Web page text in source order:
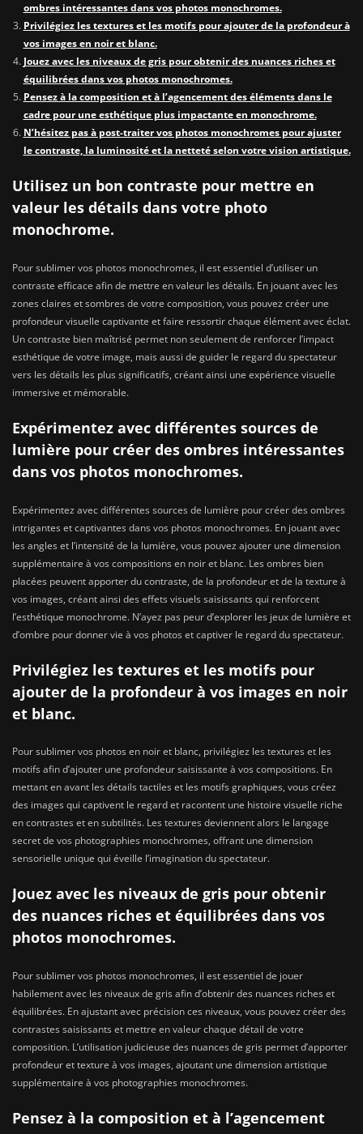
ombres intéressantes dans vos photos monochromes.
Privilégiez les textures et les motifs pour ajouter de la profondeur à
vos images en noir et blanc.
Jouez avec les niveaux de gris pour obtenir des nuances riches et
équilibrées dans vos photos monochromes.
Pensez à la composition et à l’agencement des éléments dans le
cadre pour une esthétique plus impactante en monochrome.
N’hésitez pas à post-traiter vos photos monochromes pour ajuster
le contraste, la luminosité et la netteté selon votre vision artistique.
Utilisez un bon contraste pour mettre en
valeur les détails dans votre photo
monochrome.
Pour sublimer vos photos monochromes, il est essentiel d’utiliser un
contraste efficace afin de mettre en valeur les détails. En jouant avec les
zones claires et sombres de votre composition, vous pouvez créer une
profondeur visuelle captivante et faire ressortir chaque élément avec éclat.
Un contraste bien maîtrisé permet non seulement de renforcer l’impact
esthétique de votre image, mais aussi de guider le regard du spectateur
vers les détails les plus significatifs, créant ainsi une expérience visuelle
immersive et mémorable.
Expérimentez avec différentes sources de
lumière pour créer des ombres intéressantes
dans vos photos monochromes.
Expérimentez avec différentes sources de lumière pour créer des ombres
intrigantes et captivantes dans vos photos monochromes. En jouant avec
les angles et l’intensité de la lumière, vous pouvez ajouter une dimension
supplémentaire à vos compositions en noir et blanc. Les ombres bien
placées peuvent apporter du contraste, de la profondeur et de la texture à
vos images, créant ainsi des effets visuels saisissants qui renforcent
l’esthétique monochrome. N’ayez pas peur d’explorer les jeux de lumière et
d’ombre pour donner vie à vos photos et captiver le regard du spectateur.
Privilégiez les textures et les motifs pour
ajouter de la profondeur à vos images en noir
et blanc.
Pour sublimer vos photos en noir et blanc, privilégiez les textures et les
motifs afin d’ajouter une profondeur saisissante à vos compositions. En
mettant en avant les détails tactiles et les motifs graphiques, vous créez
des images qui captivent le regard et racontent une histoire visuelle riche
en contrastes et en subtilités. Les textures deviennent alors le langage
secret de vos photographies monochromes, offrant une dimension
sensorielle unique qui éveille l’imagination du spectateur.
Jouez avec les niveaux de gris pour obtenir
des nuances riches et équilibrées dans vos
photos monochromes.
Pour sublimer vos photos monochromes, il est essentiel de jouer
habilement avec les niveaux de gris afin d’obtenir des nuances riches et
équilibrées. En ajustant avec précision ces niveaux, vous pouvez créer des
contrastes saisissants et mettre en valeur chaque détail de votre
composition. L’utilisation judicieuse des nuances de gris permet d’apporter
profondeur et texture à vos images, ajoutant une dimension artistique
supplémentaire à vos photographies monochromes.
Pensez à la composition et à l’agencement